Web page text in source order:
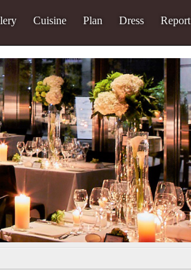
Cuisine Plan Dress Report